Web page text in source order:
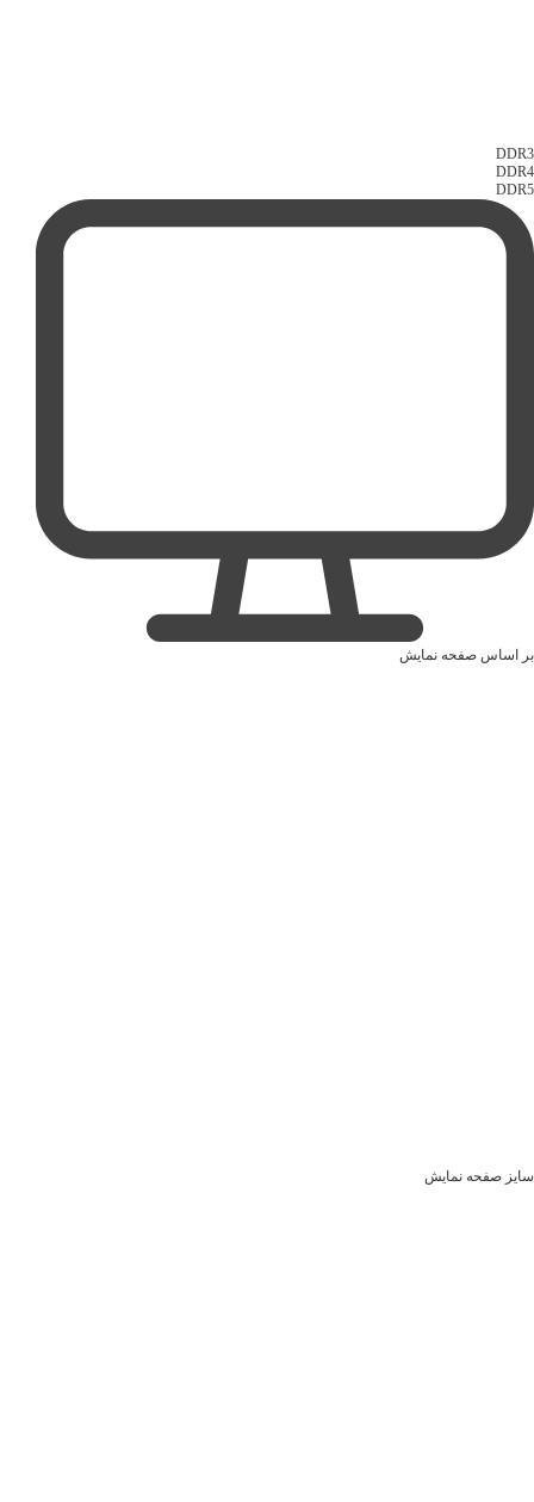
DDR3
DDR4
DDR5
بر اساس صفحه نمایش
سایز صفحه نمایش